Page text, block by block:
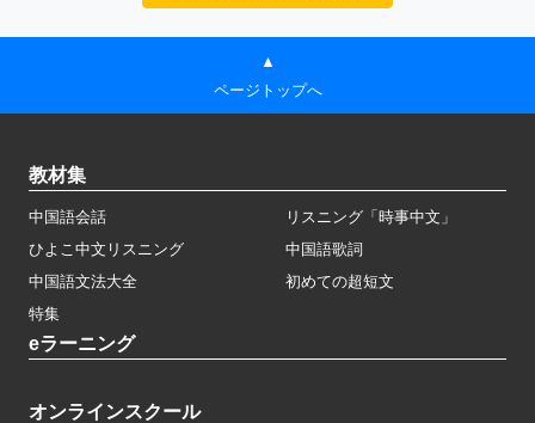
▲
ページトップへ
教材集
中国語会話
リスニング「時事中文」
ひよこ中文リスニング
中国語歌詞
中国語文法大全
初めての超短文
特集
eラーニング
オンラインスクール